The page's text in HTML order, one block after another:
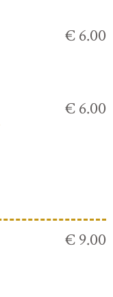
€ 6.00
€ 6.00
€ 9.00